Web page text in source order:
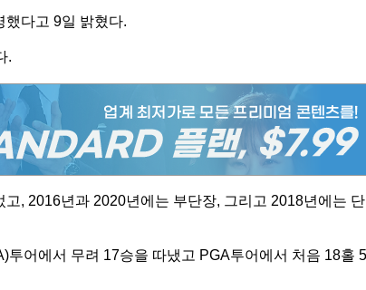
했다고 9일 밝혔다.
.
, 2016년과 2020년에는 부단장, 그리고 2018년에는 단
어에서 무려 17승을 따냈고 PGA투어에서 처음 18홀